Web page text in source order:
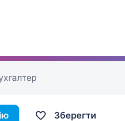
Зберегти